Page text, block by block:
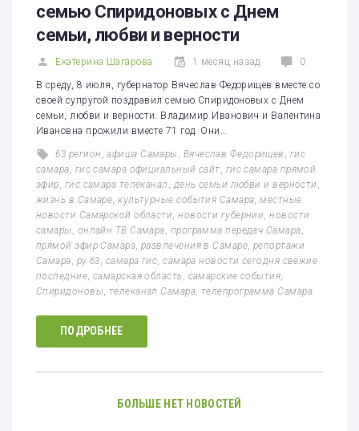
семью Спиридоновых с Днем
семьи, любви и верности
Екатерина Шагарова 1 месяц назад 0
В среду, 8 июля, губернатор Вячеслав Федорищев вместе со
своей супругой поздравил семью Спиридоновых с Днем
семьи, любви и верности. Владимир Иванович и Валентина
Ивановна прожили вместе 71 год. Они…
63 регион ,афиша Самары Вячеслав Федорищев
гис
самара гис самара официальный сайт гис самара прямой
эфир гис самара телеканал день семьи любви и верности
жизнь в Самаре ,культурные события Самара ,местные
новости Самарской области ,новости губернии ,новости
самары
онлайн ТВ Самара программа передач Самара
прямой эфир Самара ,развлечения в Самаре репортажи
Самара ру 63 самара гис ,самара новости сегодня свежие
последние самарская область самарские события
Спиридоновы телеканал Самара телепрограмма Самара
ПОДРОБНЕЕ
БОЛЬШЕ НЕТ НОВОСТЕЙ